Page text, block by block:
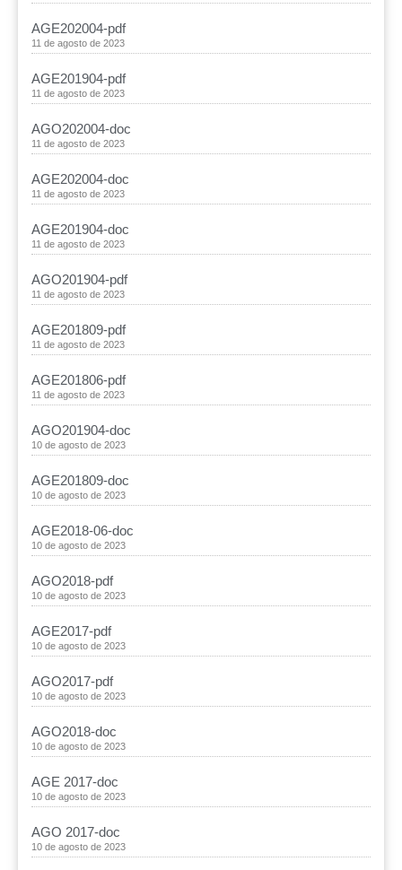
AGE202004-pdf
11 de agosto de 2023
AGE201904-pdf
11 de agosto de 2023
AGO202004-doc
11 de agosto de 2023
AGE202004-doc
11 de agosto de 2023
AGE201904-doc
11 de agosto de 2023
AGO201904-pdf
11 de agosto de 2023
AGE201809-pdf
11 de agosto de 2023
AGE201806-pdf
11 de agosto de 2023
AGO201904-doc
10 de agosto de 2023
AGE201809-doc
10 de agosto de 2023
AGE2018-06-doc
10 de agosto de 2023
AGO2018-pdf
10 de agosto de 2023
AGE2017-pdf
10 de agosto de 2023
AGO2017-pdf
10 de agosto de 2023
AGO2018-doc
10 de agosto de 2023
AGE 2017-doc
10 de agosto de 2023
AGO 2017-doc
10 de agosto de 2023